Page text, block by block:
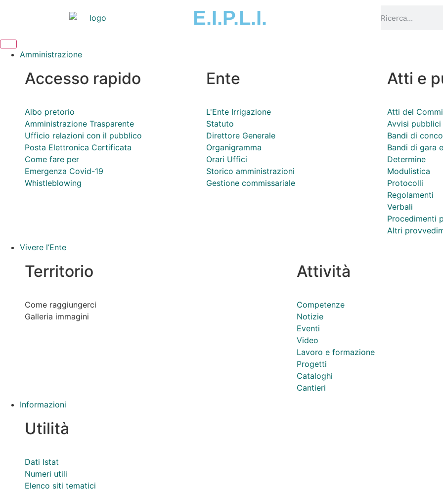
E.I.P.L.I.
Amministrazione
Accesso rapido
Albo pretorio
Amministrazione Trasparente
Ufficio relazioni con il pubblico
Posta Elettronica Certificata
Come fare per
Emergenza Covid-19
Whistleblowing
Ente
L'Ente Irrigazione
Statuto
Direttore Generale
Organigramma
Orari Uffici
Storico amministrazioni
Gestione commissariale
Atti e
Atti del
Avvisi pubblici
Bandi di
Bandi di gara
Determine
Modulistica
Protocolli
Regolamenti
Verbali
Procedimenti
Altri
Vivere l’Ente
Territorio
Come raggiungerci
Galleria immagini
Attività
Competenze
Notizie
Eventi
Video
Lavoro e formazione
Progetti
Cataloghi
Cantieri
Informazioni
Utilità
Dati Istat
Numeri utili
Elenco siti tematici